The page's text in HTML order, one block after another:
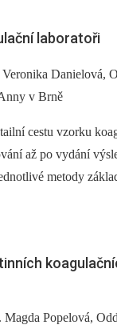
laboratoři
Danielová,
v Brně
cestu vzorku
až po vydání
metody
Popelová,